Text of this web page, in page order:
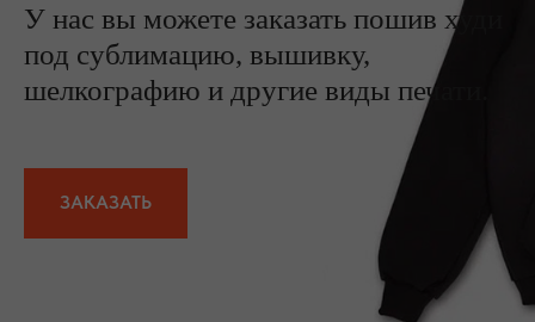
У нас вы можете заказать пошив худи
под сублимацию, вышивку,
шелкографию и другие виды печати.
ЗАКАЗАТЬ